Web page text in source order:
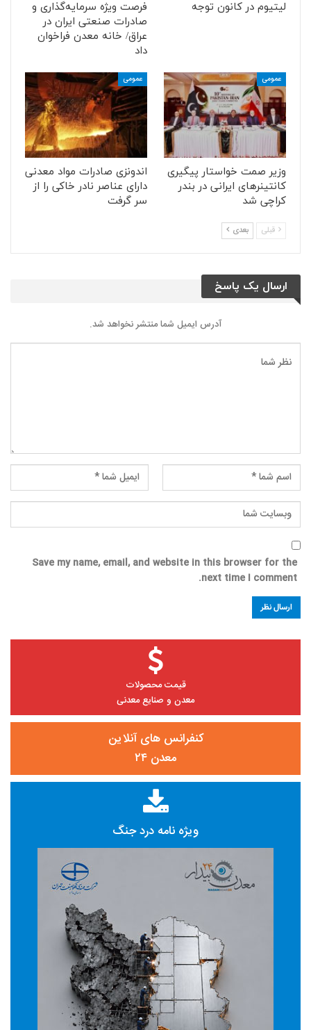
لیتیوم در کانون توجه
فرصت ویژه سرمایه‌گذاری و
صادرات صنعتی ایران در
عراق/ خانه معدن فراخوان
داد
عمومی
وزیر صمت خواستار پیگیری
کانتینرهای ایرانی در بندر
کراچی شد
عمومی
اندونزی صادرات مواد معدنی
دارای عناصر نادر خاکی را از
سر گرفت
قبلی بعدی
ارسال یک پاسخ
آدرس ایمیل شما منتشر نخواهد شد.
Save my name, email, and website in this browser for the
next time I comment.
قیمت محصولات
معدن و صنایع معدنی
کنفرانس های آنلاین
معدن ۲۴
ویژه نامه درد جنگ